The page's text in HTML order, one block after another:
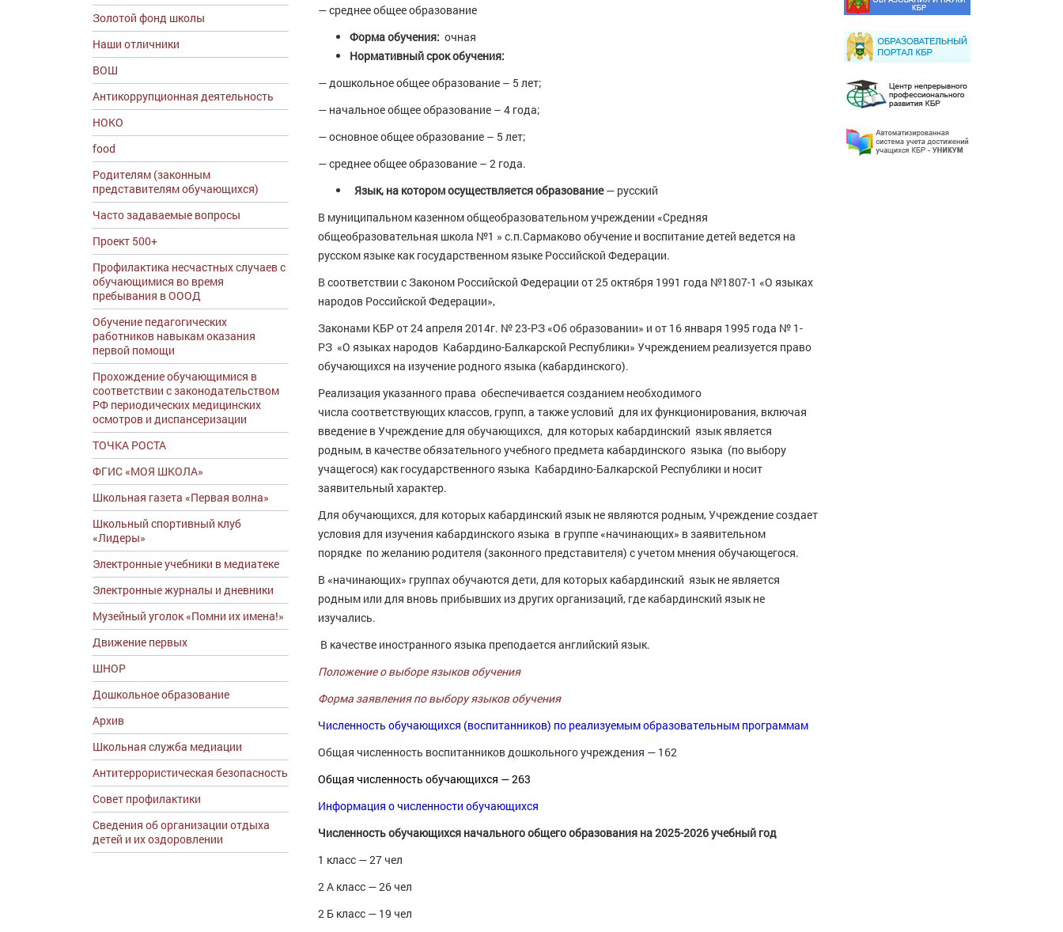
Золотой фонд школы
Наши отличники
ВОШ
Антикоррупционная деятельность
НОКО
food
Родителям (законным
представителям обучающихся)
Часто задаваемые вопросы
Проект 500+
Профилактика несчастных случаев с
обучающимися во время
пребывания в ОООД
Обучение педагогических
работников навыкам оказания
первой помощи
Прохождение обучающимися в
соответствии с законодательством
РФ периодических медицинских
осмотров и диспансеризации
ТОЧКА РОСТА
ФГИС «МОЯ ШКОЛА»
Школьная газета «Первая волна»
Школьный спортивный клуб
«Лидеры»
Электронные учебники в медиатеке
Электронные журналы и дневники
Музейный уголок «Помни их имена!»
Движение первых
ШНОР
Дошкольное образование
Архив
Школьная служба медиации
Антитеррористическая безопасность
Совет профилактики
Сведения об организации отдыха
детей и их оздоровлении
— среднее общее образование
Форма обучения: очная
Нормативный срок обучения:
— дошкольное общее образование – 5 лет;
— начальное общее образование – 4 года;
— основное общее образование – 5 лет;
— среднее общее образование – 2 года.
Язык, на котором осуществляется образование— русский
В муниципальном казенном общеобразовательном учреждении «Средняя
общеобразовательная школа №1 » с.п.Сармаково обучение и воспитание детей ведется на
русском языке как государственном языке Российской Федерации.
В соответствии с Законом Российской Федерации от 25 октября 1991 года №1807-1 «О языках
народов Российской Федерации»,
Законами КБР от 24 апреля 2014г. № 23-РЗ «Об образовании» и от 16 января 1995 года № 1-
РЗ «О языках народов Кабардино-Балкарской Республики» Учреждением реализуется право
обучающихся на изучение родного языка (кабардинского).
Реализация указанного права обеспечивается созданием необходимого
числа соответствующих классов, групп, а также условий для их функционирования, включая
введение в Учреждение для обучающихся, для которых кабардинский язык является
родным, в качестве обязательного учебного предмета кабардинского языка (по выбору
учащегося) как государ­ствен­ного языка Кабардино-Балкарской Республики и носит
заявительный характер.
Для обучающихся, для которых кабардинский язык не являются родным, Учреждение создает
условия для изучения кабардинского языка в группе «начинающих» в заявительном
порядке по желанию родителя (законного представителя) с учетом мнения обучающегося.
В «начинающих» группах обучаются дети, для которых кабардинский язык не является
родным или для вновь прибывших из других организаций, где кабардинский язык не
изучались.
В качестве иностранного языка преподается английский язык.
Положение о выборе языков обучения
Форма заявления по выбору языков обучения
Численность обучающихся (воспитанников) по реализуемым образовательным программам
Общая численность воспитанников дошкольного учреждения — 162
Общая численность обучающихся — 263
Информация о численности обучающихся
Численность обучающихся начального общего образования на 2025-2026 учебный год
1 класс — 27 чел
2 А класс — 26 чел
2 Б класс — 19 чел